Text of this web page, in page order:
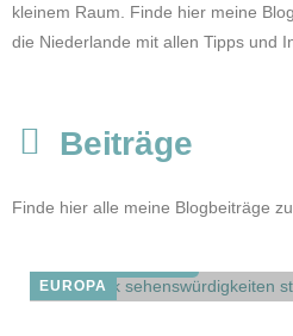
kleinem Raum. Finde hier meine
die Niederlande mit allen Tipps und
Beiträge
Finde hier alle meine Blogbeiträge
EUROPA
Noordwijk
schönsten
für jedes Wetter